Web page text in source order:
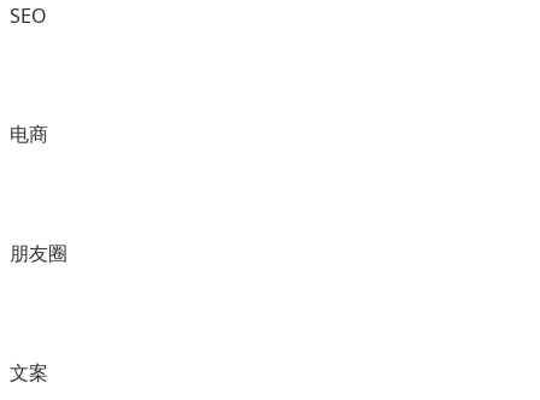
SEO
电商
朋友圈
文案